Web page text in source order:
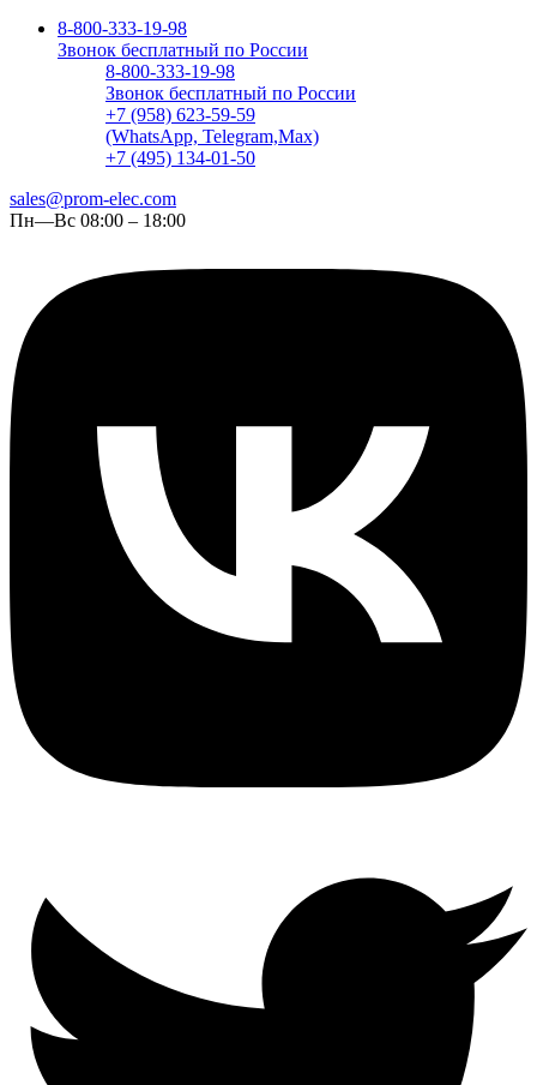
8-800-333-19-98
Звонок бесплатный по России
8-800-333-19-98
Звонок бесплатный по России
+7 (958) 623-59-59
(WhatsApp, Telegram,Max)
+7 (495) 134-01-50
sales@prom-elec.com
Пн—Вс 08:00 – 18:00